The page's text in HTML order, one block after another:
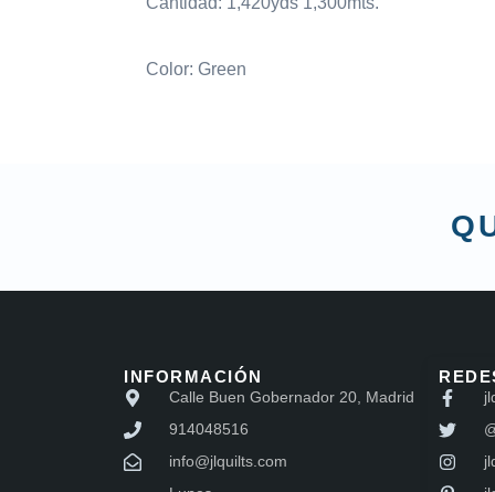
Color: Green
INFORMACIÓN
Calle Buen Gobernador 20, Madrid
914048516
info@jlquilts.com